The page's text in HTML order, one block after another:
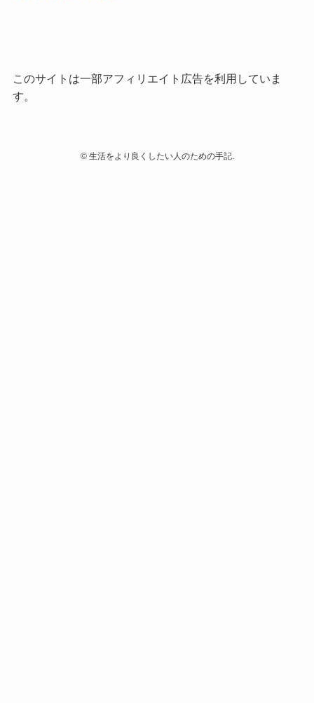
このサイトは一部アフィリエイト広告を利用していま
す。
©生活をより良くしたい人のための手記.